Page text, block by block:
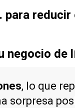
para
negocio
, lo que